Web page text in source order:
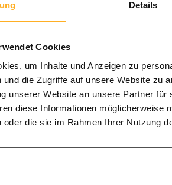
Details
Cookies
um Inhalte und Anzeigen zu
und die Zugriffe auf unsere Website zu
unserer Website an unsere Partner
diese Informationen möglicherweise
oder die sie im Rahmen Ihrer Nutzung
vragen
Houtmagazijn?
hoe werken jullie?
aan?
Discount?